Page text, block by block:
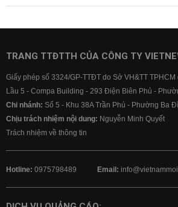
TRANG TTĐTTH CỦA CÔNG TY
Giấy phép số 3324/GP-TTĐT do Sở VH&TT
Lầu 5 - Compa Building - 293 Điện Biên Phủ -
Chi nhánh: Số 5 - Khu 38A Trần Phú - Phường Ba
Chịu trách nhiệm nội dung: Nguyễn Minh Quyết
Trách nhiệm về thông tin
Hotline: 0975798489 Email: